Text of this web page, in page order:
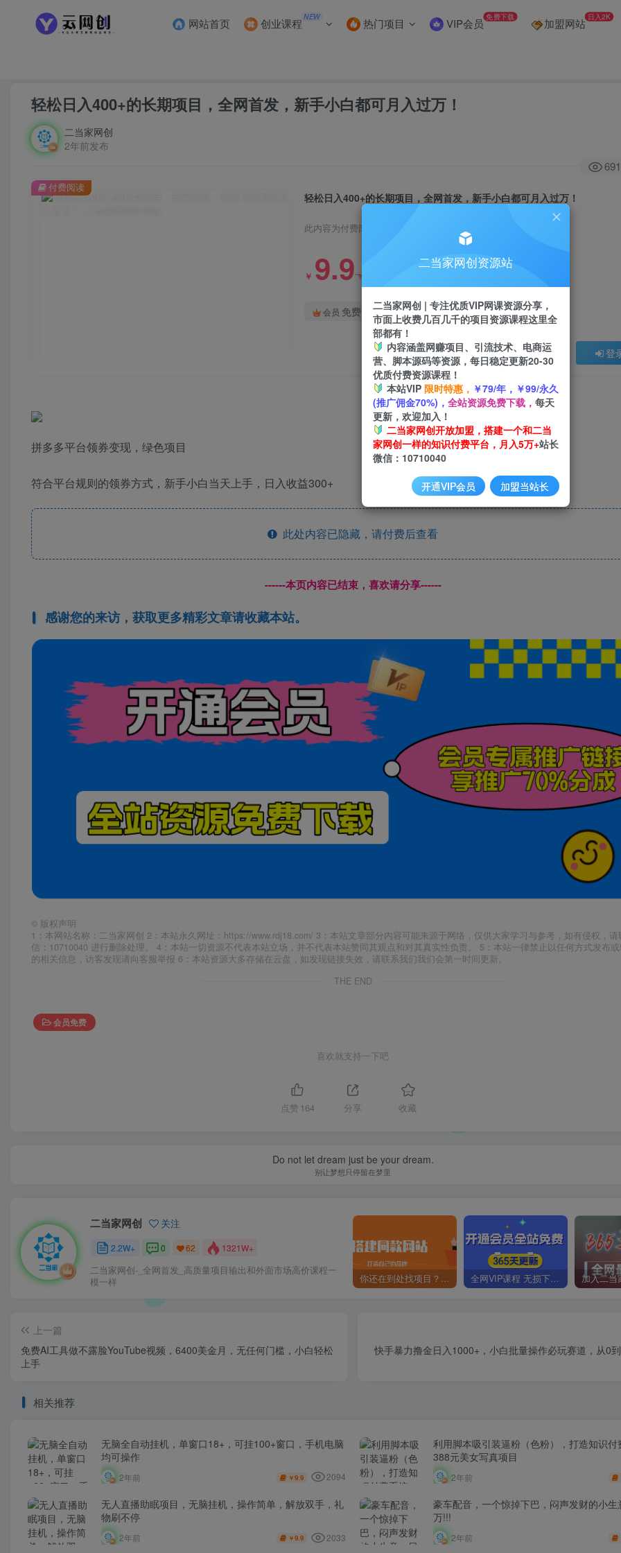
网站首页 创业课程 NEW 热门项目 VIP会员 免费下载 加盟网站 日入2K
轻松日入400+的长期项目，全网首发，新手小白都可月入过万！
二当家网创
2年前发布
691
轻松日入400+的长期项目，全网首发，新手小白都可月入过万！
此内容为付费阅读，请付费后查看
￥ 9.9￥
会员 免费
登
付费阅读
拼多多平台领券变现，绿色项目
符合平台规则的领券方式，新手小白当天上手，日入收益300+
此处内容已隐藏，请付费后查看
------本页内容已结束，喜欢请分享------
感谢您的来访，获取更多精彩文章请收藏本站。
© 版权声明
1：本网站名称：二当家网创 2：本站永久网址：https://www.rdj18.com/ 3：本站文章部分内容可能来源于网络，仅供大家学习与参考，如有侵权，
信：10710040 进行删除处理。 4：本站一切资源不代表本站立场，并不代表本站赞同其观点和对其真实性负责。 5：本站一律禁止以任何方式发布
的相关信息，访客发现请向客服举报 6：本站资源大多存储在云盘，如发现链接失效，请联系我们我们会第一时间更新。
THE END
会员免费
喜欢就支持一下吧
点赞 164 分享 收藏
Do not let dream just be your dream.
别让梦想只停留在梦里
二当家网创 关注
2.2W+ 0 62 1321W+
二当家网创-_全网首发_高质量项目输出和外面市场高价课程一
模一样
你还在到处找项目？还在当韭菜？我靠卖项目一个月收入5万+，曾经我也是个失败者。 全网VIP课程 无损下载~
上一篇
免费AI工具做不露脸YouTube视频，6400美金月，无任何门槛，小白轻松
上手
快手暴力撸金日入1000+，小白批量操作必玩赛道，从0
相关推荐
无脑全自动挂机，单窗口18+，可挂100+窗口，手机电脑
均可操作
2年前 ￥9.9 2094
利用脚本吸引装逼粉（色粉），打造知识付
388元美女写真项目
2年前
无人直播助眠项目，无脑挂机，操作简单，解放双手，礼
物刷不停
2年前 ￥9.9 2033
豪车配音，一个惊掉下巴，闷声发财的小
万!!!
2年前
二当家网创资源站
二当家网创 | 专注优质VIP网课资源分享，
市面上收费几百几千的项目资源课程这里全
部都有！
内容涵盖网赚项目、引流技术、电商运
营、脚本源码等资源，每日稳定更新20-30
优质付费资源课程！
本站VIP 限时特惠， ￥79/年，￥99/永久
(推广佣金70%)， 全站资源免费下载， 每天
更新，欢迎加入！
二当家网创开放加盟，搭建一个和二当
家网创一样的知识付费平台，月入5万+站长
微信：10710040
开通VIP会员 加盟当站长